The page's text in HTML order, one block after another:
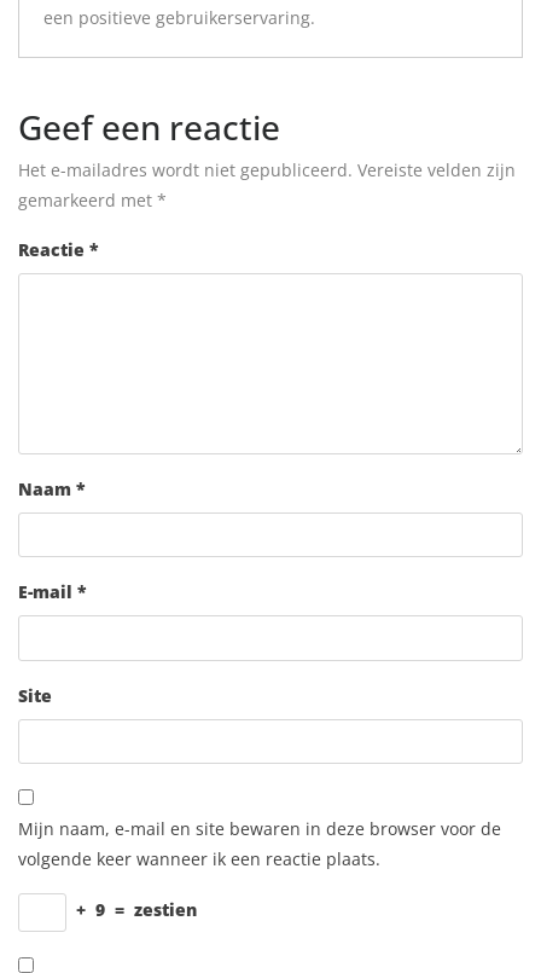
een positieve gebruikerservaring.
Geef een reactie
Het e-mailadres wordt niet gepubliceerd. Vereiste velden zijn
gemarkeerd met *
Reactie *
Naam *
E-mail *
Site
Mijn naam, e-mail en site bewaren in deze browser voor de
volgende keer wanneer ik een reactie plaats.
+ 9 = zestien